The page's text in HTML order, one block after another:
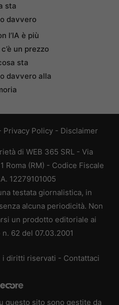
sta
davvero
l’IA è più
un prezzo
sta
davvero alla
Privacy Policy - Disclaimer
di WEB 365 SRL - Via
Roma (RM) - Codice Fiscale
12279101005
testata giornalistica, in
alcuna periodicità. Non
un prodotto editoriale ai
62 del 07.03.2001
diritti riservati - Contattaci
questo sito sono gestite da